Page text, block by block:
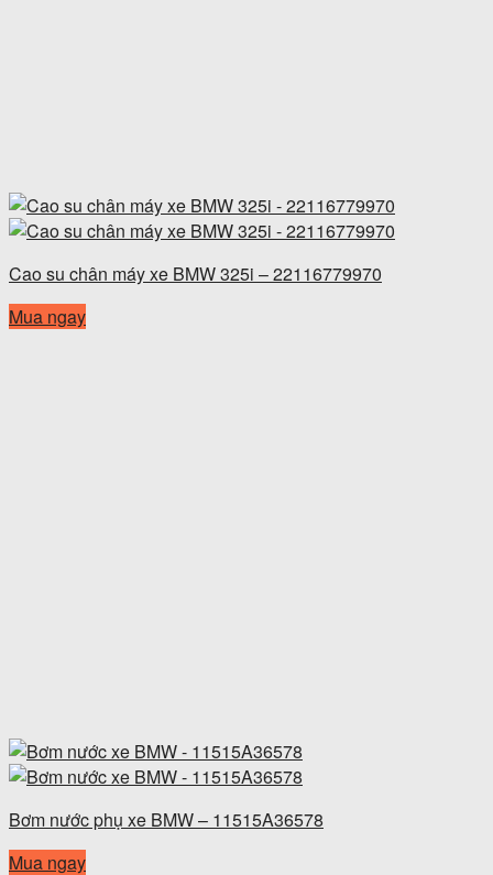
Cao su chân máy xe BMW 325i – 22116779970
Mua ngay
Bơm nước phụ xe BMW – 11515A36578
Mua ngay